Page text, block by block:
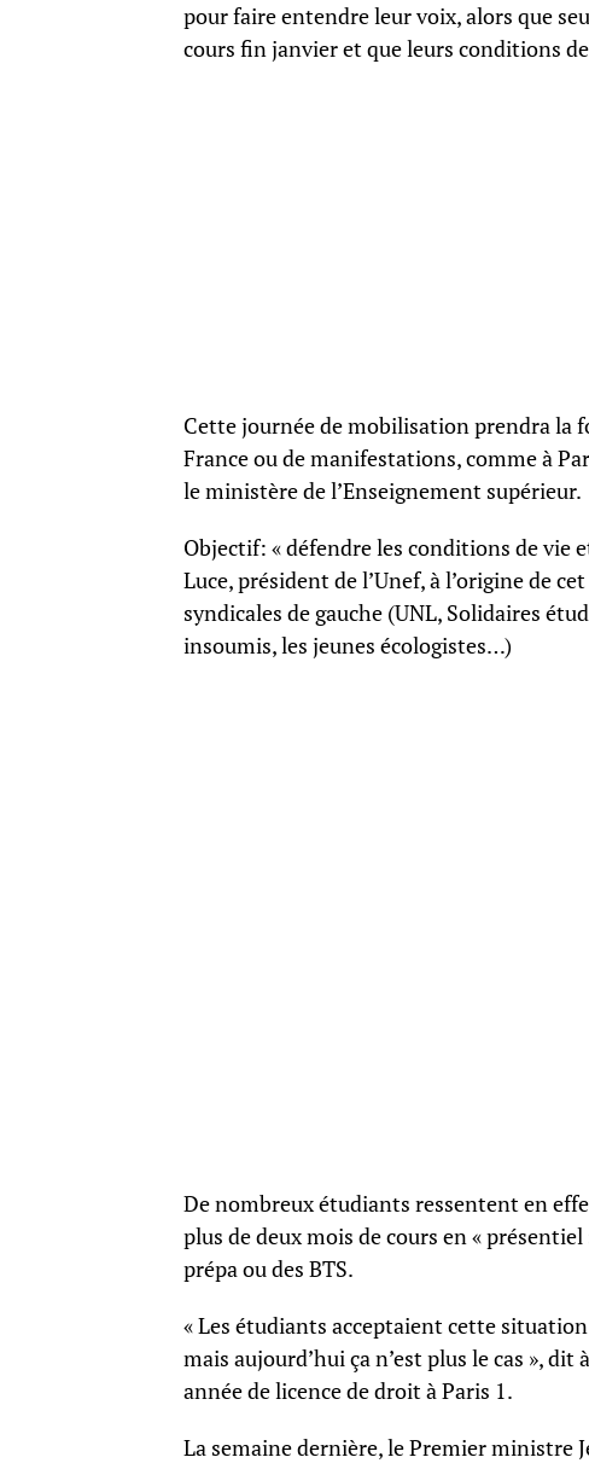
pour faire entendre leur voix, alors que
cours fin janvier et que leurs conditions
Cette journée de mobilisation prendra la
France ou de manifestations, comme à
le ministère de l’Enseignement supérieur.
Objectif: « défendre les conditions de vie
Luce, président de l’Unef, à l’origine de
syndicales de gauche (UNL, Solidaires
insoumis, les jeunes écologistes…)
De nombreux étudiants ressentent en
plus de deux mois de cours en «
prépa ou des BTS.
« Les étudiants acceptaient cette
mais aujourd’hui ça n’est plus le cas »,
année de licence de droit à Paris 1.
La semaine dernière, le Premier ministre